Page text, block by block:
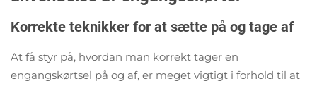
Korrekte teknikker for at sætte på og tage af
At få styr på, hvordan man korrekt tager en
engangskørtsel på og af, er meget vigtigt i forhold til at